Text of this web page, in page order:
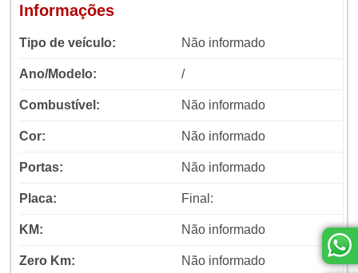
Informações
Tipo de veículo: Não informado
Ano/Modelo: /
Combustível: Não informado
Cor: Não informado
Portas: Não informado
Placa: Final:
KM: Não informado
Zero Km: Não informado